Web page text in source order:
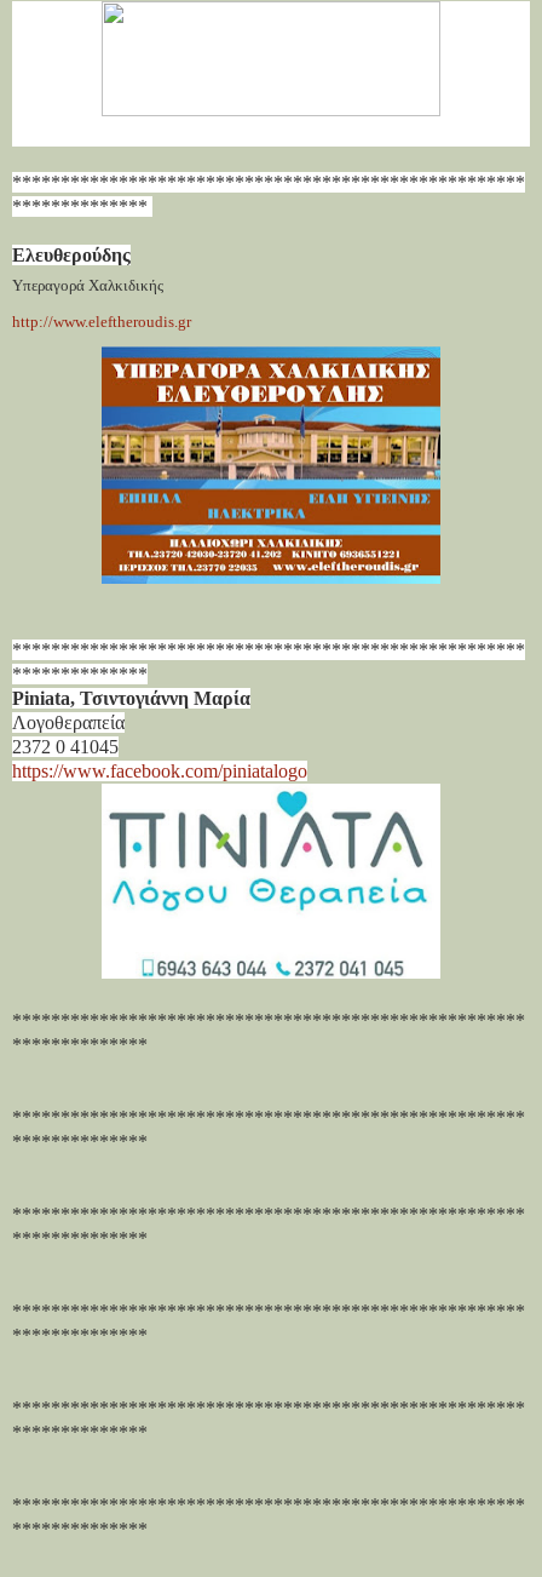
*****************************************************
**************
Ελευθερούδης
Υπεραγορά Χαλκιδικής
http://www.eleftheroudis.gr
*****************************************************
**************
Piniata, Τσιντογιάννη Μαρία
Λογοθεραπεία
2372 0 41045
https://www.facebook.com/piniatalogo
*****************************************************
**************
*****************************************************
**************
*****************************************************
**************
*****************************************************
**************
*****************************************************
**************
*****************************************************
**************